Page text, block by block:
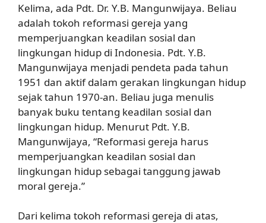
Kelima, ada Pdt. Dr. Y.B. Mangunwijaya. Beliau
adalah tokoh reformasi gereja yang
memperjuangkan keadilan sosial dan
lingkungan hidup di Indonesia. Pdt. Y.B.
Mangunwijaya menjadi pendeta pada tahun
1951 dan aktif dalam gerakan lingkungan hidup
sejak tahun 1970-an. Beliau juga menulis
banyak buku tentang keadilan sosial dan
lingkungan hidup. Menurut Pdt. Y.B.
Mangunwijaya, “Reformasi gereja harus
memperjuangkan keadilan sosial dan
lingkungan hidup sebagai tanggung jawab
moral gereja.”
Dari kelima tokoh reformasi gereja di atas,